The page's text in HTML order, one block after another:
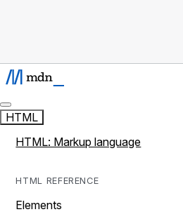
HTML
HTML: Markup language
HTML REFERENCE
Elements